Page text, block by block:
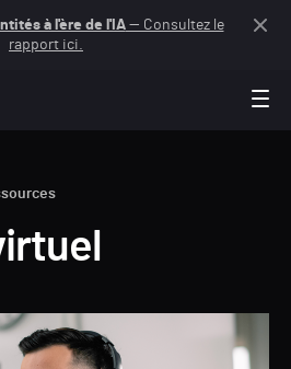
à l'ère de l'IA— Consultez le
rapport ici.